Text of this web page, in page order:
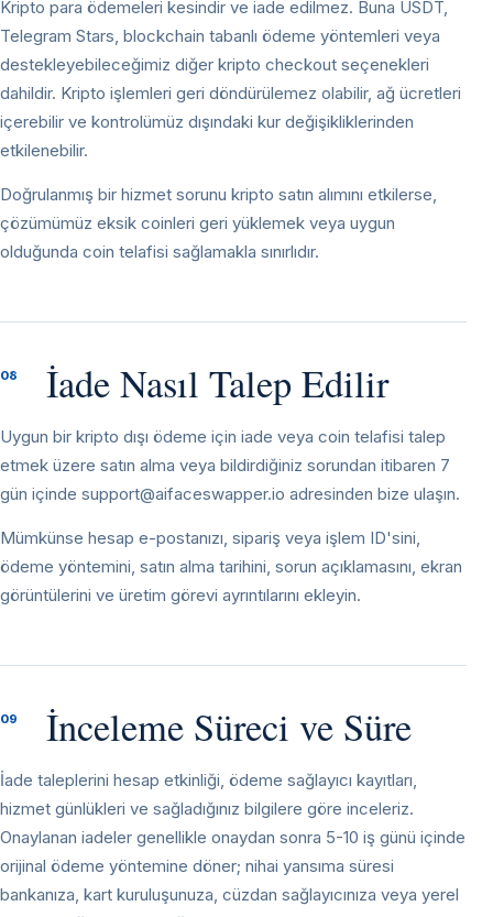
Kripto para ödemeleri kesindir ve iade edilmez. Buna USDT,
Telegram Stars, blockchain tabanlı ödeme yöntemleri veya
destekleyebileceğimiz diğer kripto checkout seçenekleri
dahildir. Kripto işlemleri geri döndürülemez olabilir, ağ ücretleri
içerebilir ve kontrolümüz dışındaki kur değişikliklerinden
etkilenebilir.
Doğrulanmış bir hizmet sorunu kripto satın alımını etkilerse,
çözümümüz eksik coinleri geri yüklemek veya uygun
olduğunda coin telafisi sağlamakla sınırlıdır.
08 İade Nasıl Talep Edilir
Uygun bir kripto dışı ödeme için iade veya coin telafisi talep
etmek üzere satın alma veya bildirdiğiniz sorundan itibaren 7
gün içinde support@aifaceswapper.io adresinden bize ulaşın.
Mümkünse hesap e-postanızı, sipariş veya işlem ID'sini,
ödeme yöntemini, satın alma tarihini, sorun açıklamasını, ekran
görüntülerini ve üretim görevi ayrıntılarını ekleyin.
09 İnceleme Süreci ve Süre
İade taleplerini hesap etkinliği, ödeme sağlayıcı kayıtları,
hizmet günlükleri ve sağladığınız bilgilere göre inceleriz.
Onaylanan iadeler genellikle onaydan sonra 5-10 iş günü içinde
orijinal ödeme yöntemine döner; nihai yansıma süresi
bankanıza, kart kuruluşunuza, cüzdan sağlayıcınıza veya yerel